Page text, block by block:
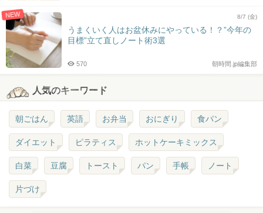
NEW 8/7 (金)
うまくいく人はお盆休みにやっている！？”今年の
目標”立て直しノート術3選
朝時間.jp編集部
570
人気のキーワード
朝ごはん 英語 お弁当 おにぎり 食パン
ダイエット ピラティス ホットケーキミックス
白菜 豆腐 トースト パン 手帳 ノート
片づけ